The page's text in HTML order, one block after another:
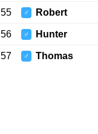
55 ♂ Robert
56 ♂ Hunter
57 ♂ Thomas